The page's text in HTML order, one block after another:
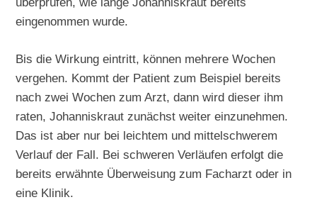
eingenommen wurde.
Bis die Wirkung eintritt, können mehrere Wochen
vergehen. Kommt der Patient zum Beispiel bereits
nach zwei Wochen zum Arzt, dann wird dieser ihm
raten, Johanniskraut zunächst weiter einzunehmen.
Das ist aber nur bei leichtem und mittelschwerem
Verlauf der Fall. Bei schweren Verläufen erfolgt die
bereits erwähnte Überweisung zum Facharzt oder in
eine Klinik.